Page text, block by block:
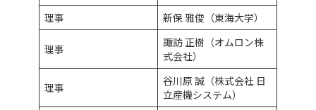
理事 新保 雅俊（東海大学）
理事
諏訪 正樹（オムロン株
式会社）
理事
谷川原 誠（株式会社 日
立産機システム）